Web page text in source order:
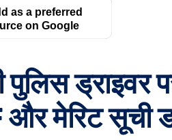
as a preferred
on Google
पुलिस ड्राइवर
मेरिट सूची